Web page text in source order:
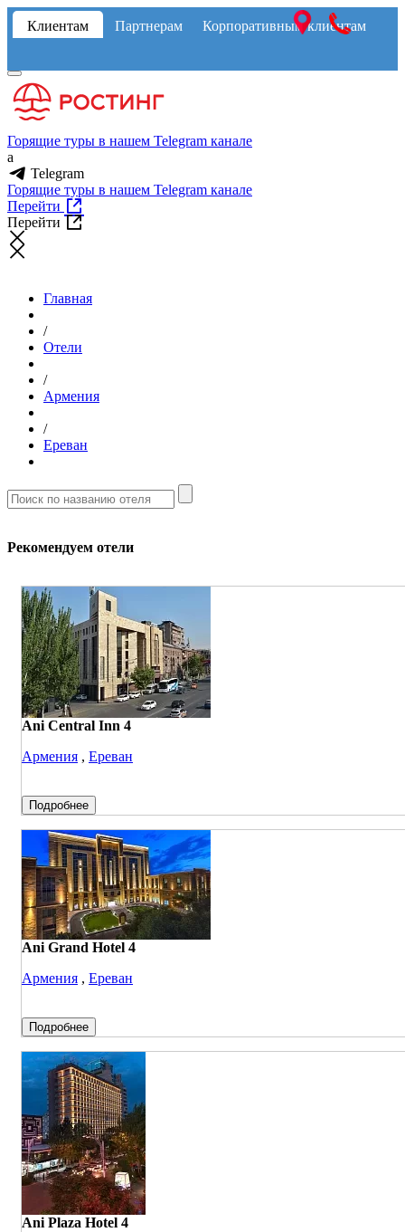
Клиентам Партнерам Корпоративным клиентам
Горящие туры в нашем Telegram канале
a
Telegram
Горящие туры в нашем Telegram канале
Перейти
Перейти
Главная
/
Отели
/
Армения
/
Ереван
Рекомендуем отели
Ani Central Inn 4
Армения , Ереван
Подробнее
Ani Grand Hotel 4
Армения , Ереван
Подробнее
Ani Plaza Hotel 4